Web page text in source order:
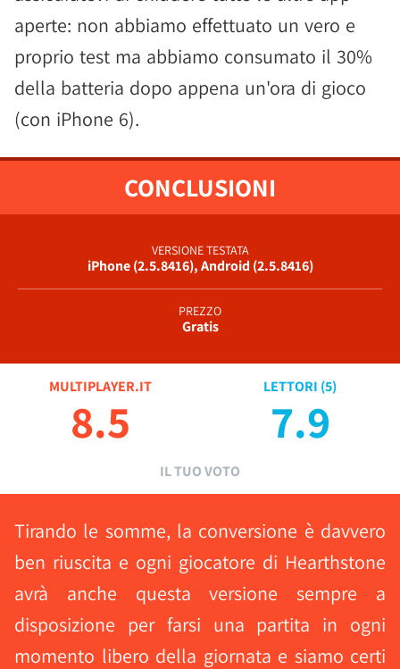
aperte: non abbiamo effettuato un vero e
proprio test ma abbiamo consumato il 30%
della batteria dopo appena un'ora di gioco
(con iPhone 6).
CONCLUSIONI
VERSIONE TESTATA
iPhone (2.5.8416), Android (2.5.8416)
PREZZO
Gratis
MULTIPLAYER.IT
8.5
LETTORI (5)
7.9
IL TUO VOTO
Tirando le somme, la conversione è davvero
ben riuscita e ogni giocatore di Hearthstone
avrà anche questa versione sempre a
disposizione per farsi una partita in ogni
momento libero della giornata e siamo certi